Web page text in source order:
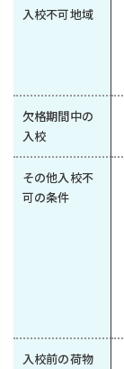
入校不可地域
欠格期間中の
入校
その他入校不
可の条件
入校前の荷物